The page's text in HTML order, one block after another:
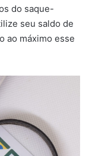
do saque-
seu saldo de
ao máximo esse